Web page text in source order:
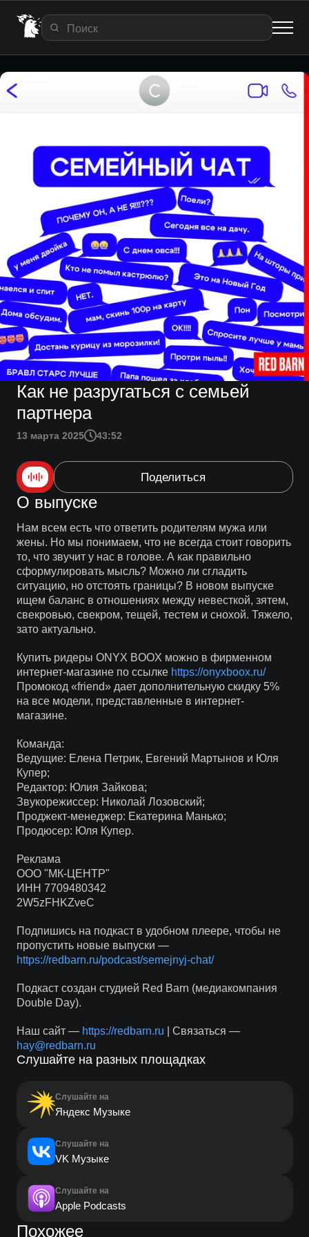
Как не разругаться с семьей
партнера
13 марта 2025 43:52
Поделиться
О выпуске
Нам всем есть что ответить родителям мужа или
жены. Но мы понимаем, что не всегда стоит говорить
то, что звучит у нас в голове. А как правильно
сформулировать мысль? Можно ли сгладить
ситуацию, но отстоять границы? В новом выпуске
ищем баланс в отношениях между невесткой, зятем,
свекровью, свекром, тещей, тестем и снохой. Тяжело,
зато актуально.
Купить ридеры ONYX BOOX можно в фирменном
интернет-магазине по ссылке https://onyxboox.ru/
Промокод «friend» дает дополнительную скидку 5%
на все модели, представленные в интернет-
магазине.
Команда:
Ведущие: Елена Петрик, Евгений Мартынов и Юля
Купер;
Редактор: Юлия Зайкова;
Звукорежиссер: Николай Лозовский;
Проджект-менеджер: Екатерина Манько;
Продюсер: Юля Купер.
Реклама
ООО "МК-ЦЕНТР"
ИНН 7709480342
2W5zFHKZveC
Подпишись на подкаст в удобном плеере, чтобы не
пропустить новые выпуски —
https://redbarn.ru/podcast/semejnyj-chat/
Подкаст создан студией Red Barn (медиакомпания
Double Day).
Наш сайт — https://redbarn.ru | Связаться —
hay@redbarn.ru
Слушайте на разных площадках
Слушайте на
Яндекс Музыке
Слушайте на
VK Музыке
Слушайте на
Apple Podcasts
Похожее